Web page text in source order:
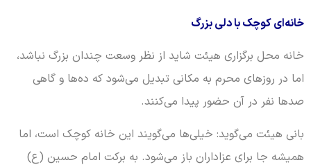
خانه‌ای کوچک با دلی بزرگ
خانه محل برگزاری هیئت شاید از نظر وسعت چندان بزرگ نباشد،
اما در روزهای محرم به مکانی تبدیل می‌شود که ده‌ها و گاهی
صدها نفر در آن حضور پیدا می‌کنند.
بانی هیئت می‌گوید: خیلی‌ها می‌گویند این خانه کوچک است، اما
همیشه جا برای عزاداران باز می‌شود. به برکت امام حسین (ع)